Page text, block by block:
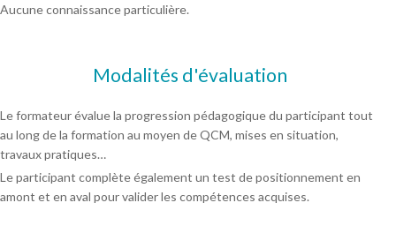
Aucune connaissance particulière.
Modalités d'évaluation
Le formateur évalue la progression pédagogique du participant tout
au long de la formation au moyen de QCM, mises en situation,
travaux pratiques…
Le participant complète également un test de positionnement en
amont et en aval pour valider les compétences acquises.